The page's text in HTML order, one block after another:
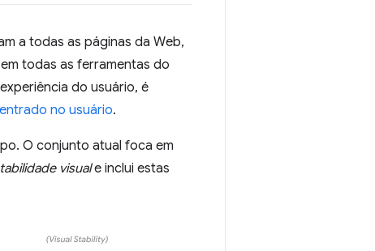
a todas as páginas da Web,
todas as ferramentas do
do usuário, é
no usuário.
O conjunto atual foca em
visuale inclui estas